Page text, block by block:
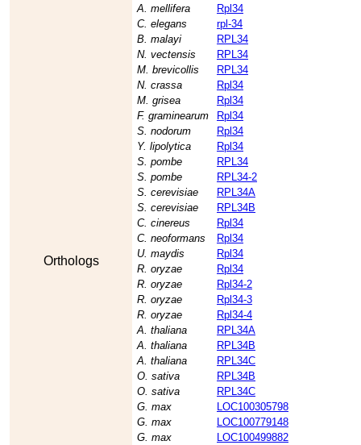
Orthologs
A. mellifera
Rpl34
C. elegans
rpl-34
B. malayi
RPL34
N. vectensis
RPL34
M. brevicollis
RPL34
N. crassa
Rpl34
M. grisea
Rpl34
F. graminearum
Rpl34
S. nodorum
Rpl34
Y. lipolytica
Rpl34
S. pombe
RPL34
S. pombe
RPL34-2
S. cerevisiae
RPL34A
S. cerevisiae
RPL34B
C. cinereus
Rpl34
C. neoformans
Rpl34
U. maydis
Rpl34
R. oryzae
Rpl34
R. oryzae
Rpl34-2
R. oryzae
Rpl34-3
R. oryzae
Rpl34-4
A. thaliana
RPL34A
A. thaliana
RPL34B
A. thaliana
RPL34C
O. sativa
RPL34B
O. sativa
RPL34C
G. max
LOC100305798
G. max
LOC100779148
G. max
LOC100499882